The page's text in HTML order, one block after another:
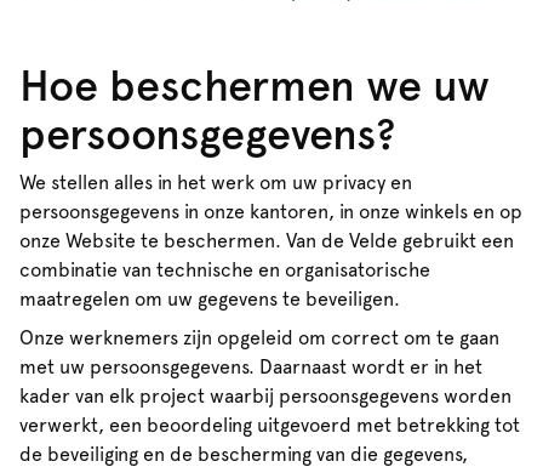
Hoe beschermen we uw
persoonsgegevens?
We stellen alles in het werk om uw privacy en
persoonsgegevens in onze kantoren, in onze winkels en op
onze Website te beschermen. Van de Velde gebruikt een
combinatie van technische en organisatorische
maatregelen om uw gegevens te beveiligen.
Onze werknemers zijn opgeleid om correct om te gaan
met uw persoonsgegevens. Daarnaast wordt er in het
kader van elk project waarbij persoonsgegevens worden
verwerkt, een beoordeling uitgevoerd met betrekking tot
de beveiliging en de bescherming van die gegevens,